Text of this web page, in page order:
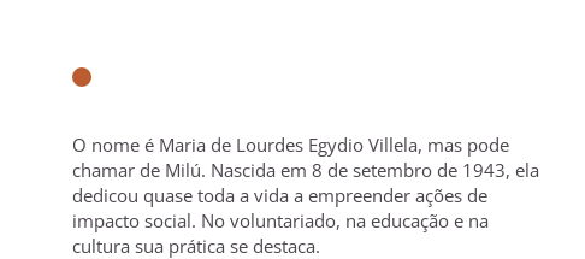
O nome é Maria de Lourdes Egydio Villela, mas pode
chamar de Milú. Nascida em 8 de setembro de 1943, ela
dedicou quase toda a vida a empreender ações de
impacto social. No voluntariado, na educação e na
cultura sua prática se destaca.